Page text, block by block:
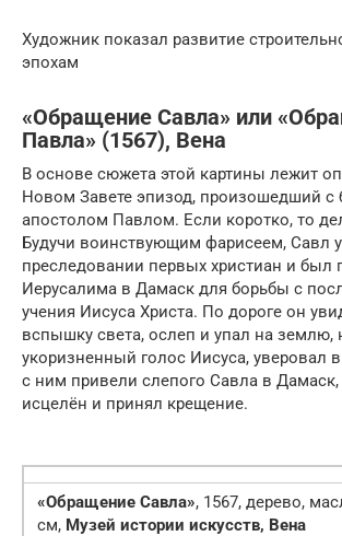
Художник показал развитие
эпохам
«Обращение Савла» или
Павла» (1567), Вена
В основе сюжета этой картины лежит
Новом Завете эпизод, произошедший с
апостолом Павлом. Если коротко, то
Будучи воинствующим фарисеем, Савл
преследовании первых христиан и был
Иерусалима в Дамаск для борьбы с
учения Иисуса Христа. По дороге он
вспышку света, ослеп и упал на землю,
укоризненный голос Иисуса, уверовал
с ним привели слепого Савла в
исцелён и принял крещение.
«Обращение Савла», 1567, дерево,
см, Музей истории искусств, Вена